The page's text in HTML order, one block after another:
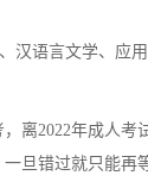
语言文学、应
2022年成人考
一旦错过就只能再